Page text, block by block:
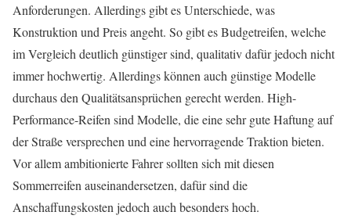
Anforderungen. Allerdings gibt es Unterschiede, was
Konstruktion und Preis angeht. So gibt es Budgetreifen, welche
im Vergleich deutlich günstiger sind, qualitativ dafür jedoch nicht
immer hochwertig. Allerdings können auch günstige Modelle
durchaus den Qualitätsansprüchen gerecht werden. High-
Performance-Reifen sind Modelle, die eine sehr gute Haftung auf
der Straße versprechen und eine hervorragende Traktion bieten.
Vor allem ambitionierte Fahrer sollten sich mit diesen
Sommerreifen auseinandersetzen, dafür sind die
Anschaffungskosten jedoch auch besonders hoch.